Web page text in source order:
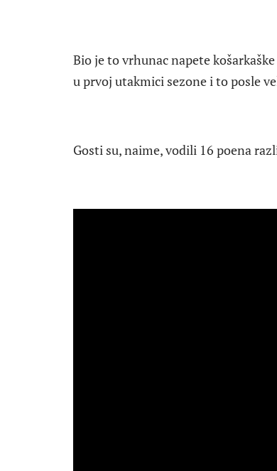
Bio je to vrhunac napete
u prvoj utakmici sezone i to posle
Gosti su, naime, vodili 16 poena